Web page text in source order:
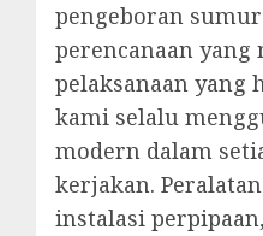
pengeboran
perencanaan yang
pelaksanaan yang
kami selalu
modern dalam
kerjakan.
instalasi